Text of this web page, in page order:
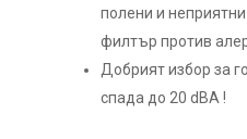
полени и
филтър против
Добрият избор за
спада до 20 dBА !